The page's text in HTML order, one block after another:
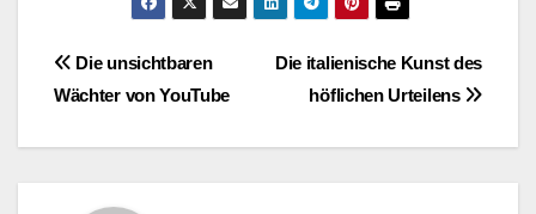
Post
Die italienische Kunst des
höflichen Urteilens
Die unsichtbaren
Wächter von YouTube